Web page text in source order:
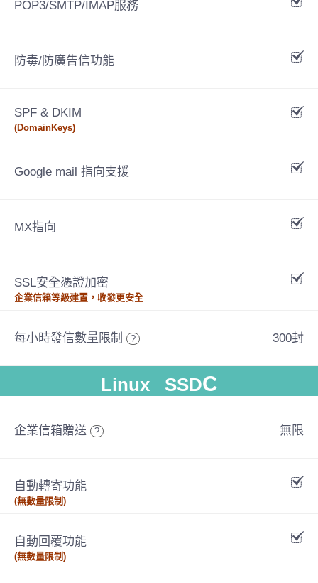
POP3/SMTP/IMAP服務
防毒/防廣告信功能
SPF & DKIM
(DomainKeys)
Google mail 指向支援
MX指向
SSL安全憑證加密
企業信箱等級建置，收發更安全
每小時發信數量限制 ? 300封
Linux SSDC
企業信箱贈送 ? 無限
自動轉寄功能
(無數量限制)
自動回覆功能
(無數量限制)